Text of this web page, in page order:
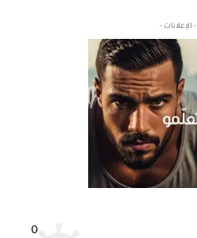
- الإعلانات -
0